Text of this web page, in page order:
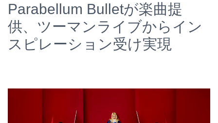
Parabellum Bulletが楽曲提
供、ツーマンライブからイン
スピレーション受け実現